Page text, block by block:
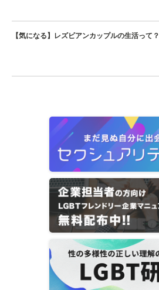
【気になる】レズビアンカップルの生活って？